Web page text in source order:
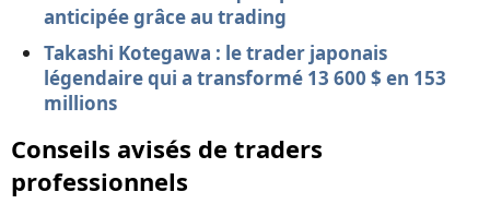
anticipée grâce au trading
Takashi Kotegawa : le trader japonais
légendaire qui a transformé 13 600 $ en 153
millions
Conseils avisés de traders
professionnels